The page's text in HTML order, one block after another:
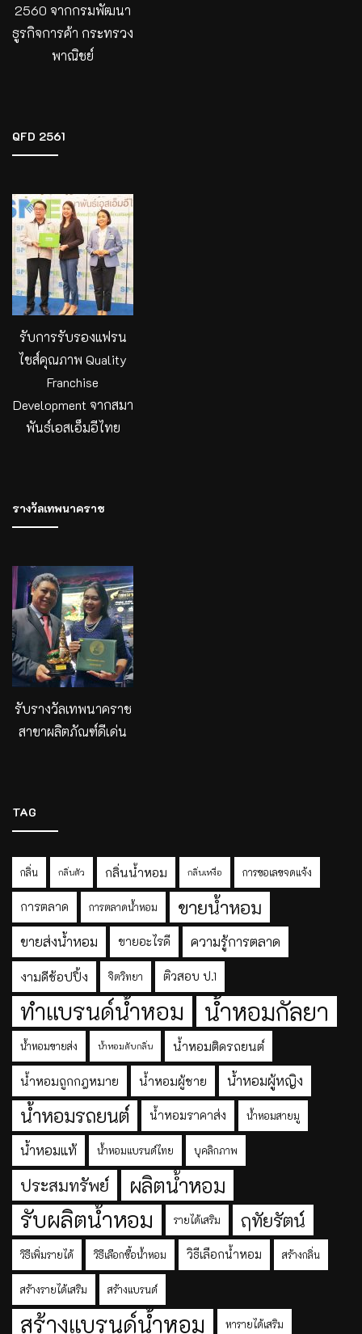
2560 จากกรมพัฒนา
ธูรกิจการค้า กระทรวง
พาณิชย์
QFD 2561
รับการรับรองแฟรน
ไชส์คุณภาพ Quality
Franchise
Development จากสมา
พันธ์เอสเอ็มอีไทย
รางวัลเทพนาคราช
รับรางวัลเทพนาคราช
สาขาผลิตภัณฑ์ดีเด่น
TAG
กลิ่น กลิ่นตัว กลิ่นน้ำหอม กลิ่นเหงื่อ การขอเลขจดแจ้ง
การตลาด การตลาดน้ำหอม ขายน้ำหอม
ขายส่งน้ำหอม ขายอะไรดี ความรู้การตลาด
งามดีช้อปปิ้ง จิตวิทยา ติวสอบ ป.1
ทำแบรนด์น้ำหอม น้ำหอมกัลยา
น้ำหอมขายส่ง น้ำหอมดับกลิ่น น้ำหอมติดรถยนต์
น้ำหอมถูกกฎหมาย น้ำหอมผู้ชาย น้ำหอมผู้หญิง
น้ำหอมรถยนต์ น้ำหอมราคาส่ง น้ำหอมสายมู
น้ำหอมแท้ น้ำหอมแบรนด์ไทย บุคลิกภาพ
ประสมทรัพย์ ผลิตน้ำหอม
รับผลิตน้ำหอม รายได้เสริม ฤทัยรัตน์
วิธีเพิ่มรายได้ วิธีเลือกซื้อน้ำหอม วิธีเลือกน้ำหอม สร้างกลิ่น
สร้างรายได้เสริม สร้างแบรนด์
สร้างแบรนด์น้ำหอม หารายได้เสริม